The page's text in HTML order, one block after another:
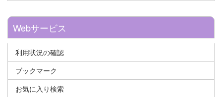
Webサービス
利用状況の確認
ブックマーク
お気に入り検索